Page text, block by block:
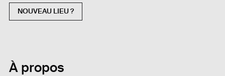
NOUVEAU LIEU ?
À propos